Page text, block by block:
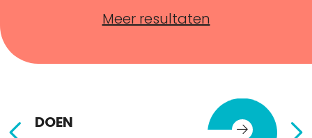
Meer resultaten
DOEN